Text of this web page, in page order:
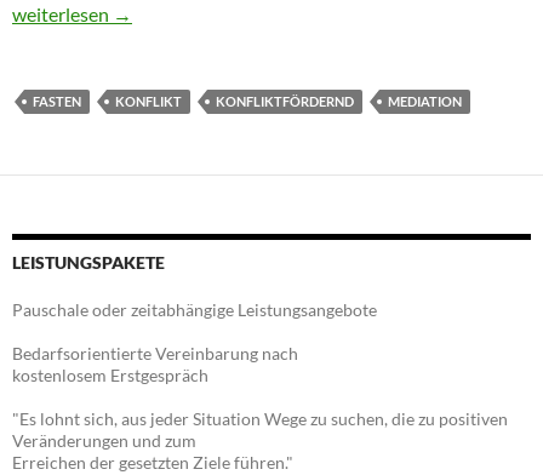
Konfliktfasten – ein herausforderndes Vorhaben
weiterlesen →
FASTEN KONFLIKT KONFLIKTFÖRDERND MEDIATION
LEISTUNGSPAKETE
Pauschale oder zeitabhängige Leistungsangebote
Bedarfsorientierte Vereinbarung nach
kostenlosem Erstgespräch
"Es lohnt sich, aus jeder Situation Wege zu suchen, die zu positiven
Veränderungen und zum
Erreichen der gesetzten Ziele führen."